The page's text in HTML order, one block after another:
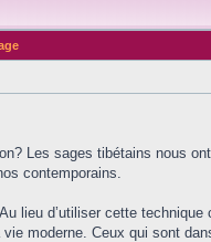
Les sages tibétains nous
contemporains.
lieu d’utiliser cette
moderne. Ceux qui sont